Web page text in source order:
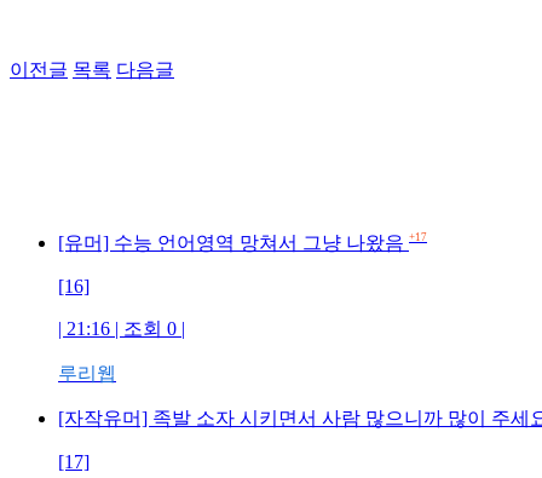
이전글 목록 다음글
[유머] 수능 언어영역 망쳐서 그냥 나왔음 +17
[16]
| 21:16 | 조회 0 |
루리웹
[자작유머] 족발 소자 시키면서 사람 많으니까 많이 주세
[17]